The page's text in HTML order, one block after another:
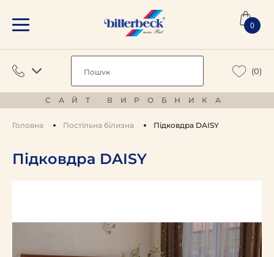
0
(0)
САЙТ ВИРОБНИКА
Головна Постільна білизна Підковдра DAISY
Підковдра DAISY